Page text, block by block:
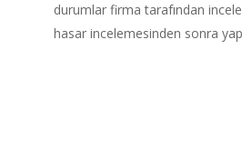
durumlar firma tarafından
hasar incelemesinden sonra